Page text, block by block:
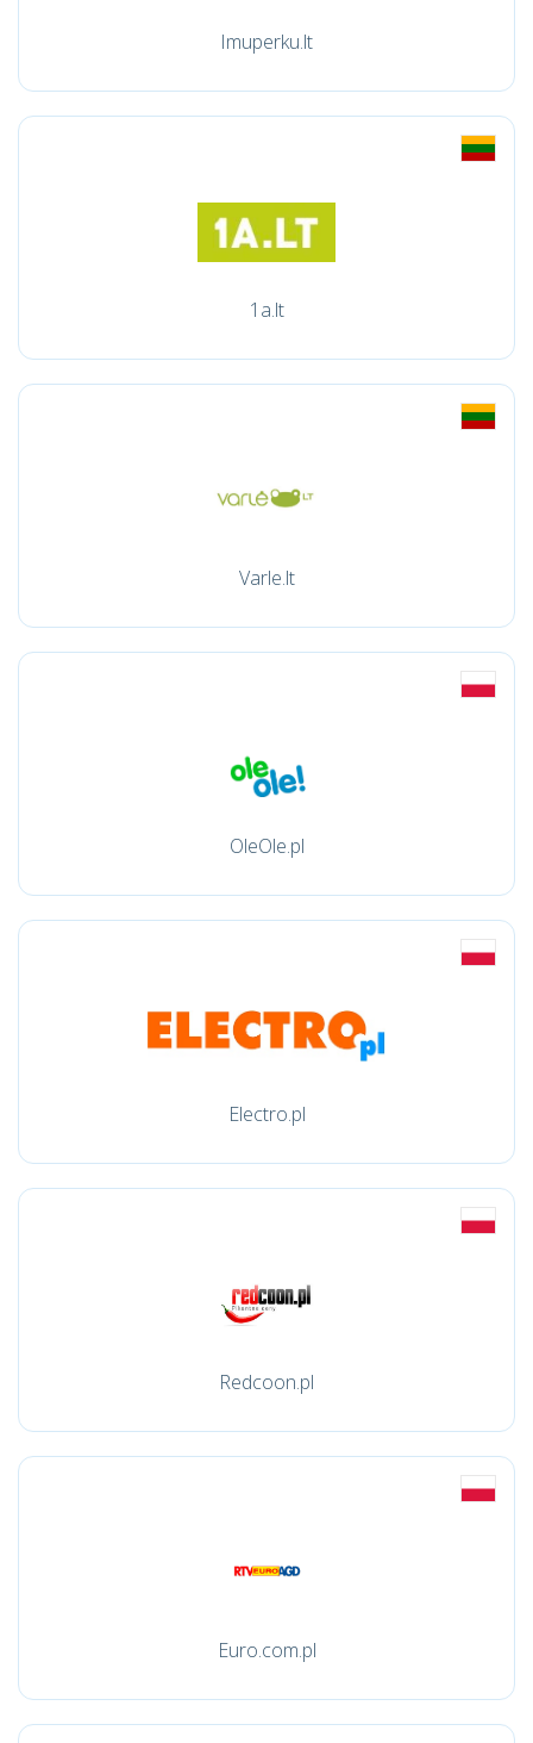
Imuperku.lt
1a.lt
Varle.lt
OleOle.pl
Electro.pl
Redcoon.pl
Euro.com.pl